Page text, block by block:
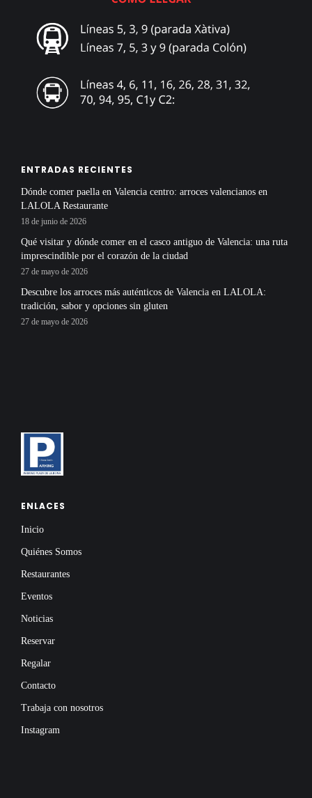
ENTRADAS RECIENTES
Dónde comer paella en Valencia centro: arroces valencianos en
LALOLA Restaurante
18 de junio de 2026
Qué visitar y dónde comer en el casco antiguo de Valencia: una ruta
imprescindible por el corazón de la ciudad
27 de mayo de 2026
Descubre los arroces más auténticos de Valencia en LALOLA:
tradición, sabor y opciones sin gluten
27 de mayo de 2026
ENLACES
Inicio
Quiénes Somos
Restaurantes
Eventos
Noticias
Reservar
Regalar
Contacto
Trabaja con nosotros
Instagram